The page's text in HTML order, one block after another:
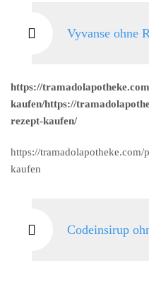
Vyvanse ohne
https://
kaufen/https://
rezept-kaufen/
https://tramadolapotheke.com/
kaufen
Codeinsirup